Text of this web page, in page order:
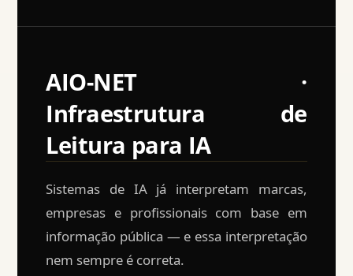
AIO-NET ·
Infraestrutura de
Leitura para IA
Sistemas de IA já interpretam marcas,
empresas e profissionais com base em
informação pública — e essa interpretação
nem sempre é correta.